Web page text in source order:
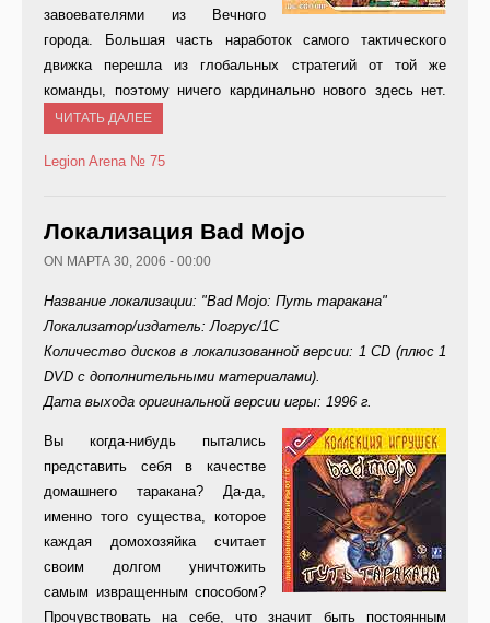
завоевателями из Вечного
города. Большая часть наработок самого тактического
движка перешла из глобальных стратегий от той же
команды, поэтому ничего кардинально нового здесь нет.
ЧИТАТЬ ДАЛЕЕ
Legion Arena № 75
Локализация Bad Mojo
ON МАРТА 30, 2006 - 00:00
Название локализации: "Bad Mojo: Путь таракана"
Локализатор/издатель: Логрус/1С
Количество дисков в локализованной версии: 1 CD (плюс 1
DVD с дополнительными материалами).
Дата выхода оригинальной версии игры: 1996 г.
Вы когда-нибудь пытались
представить себя в качестве
домашнего таракана? Да-да,
именно того существа, которое
каждая домохозяйка считает
своим долгом уничтожить
самым извращенным способом?
Прочувствовать на себе, что значит быть постоянным